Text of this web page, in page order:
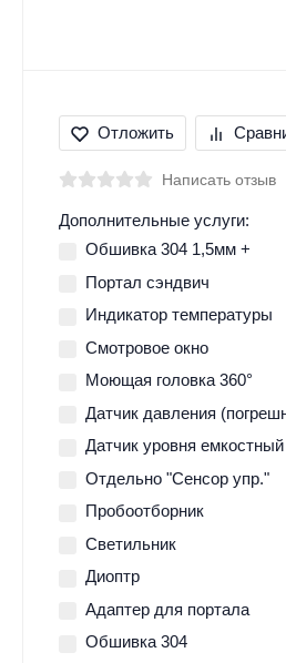
Отложить
Написать отзыв
Дополнительные услуги:
Обшивка 304 1,5мм +
Портал сэндвич
Индикатор температуры
Смотровое окно
Моющая головка 360°
Датчик давления
Датчик уровня
Отдельно "Сенсор упр."
Пробоотборник
Светильник
Диоптр
Адаптер для портала
Обшивка 304